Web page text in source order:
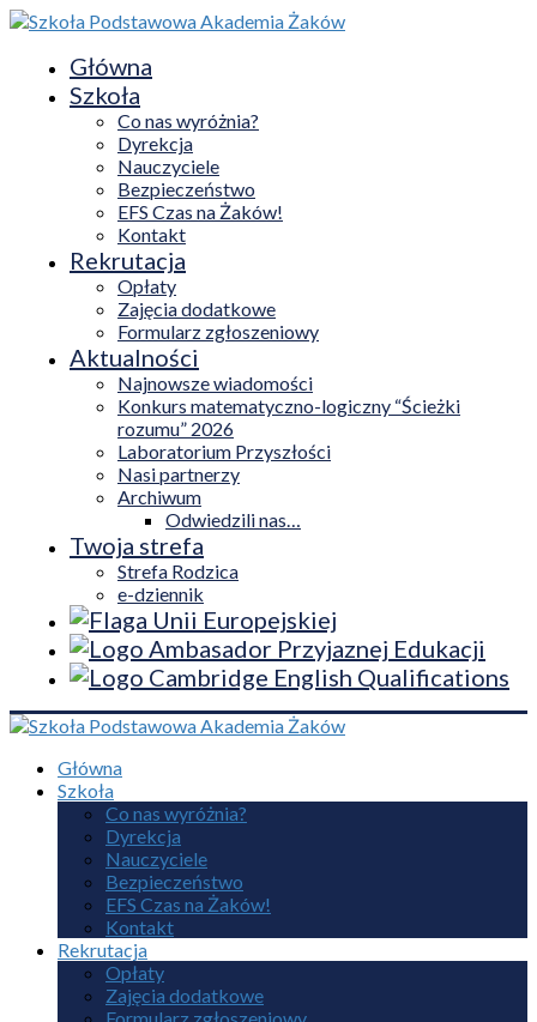
Główna
Szkoła
Co nas wyróżnia?
Dyrekcja
Nauczyciele
Bezpieczeństwo
EFS Czas na Żaków!
Kontakt
Rekrutacja
Opłaty
Zajęcia dodatkowe
Formularz zgłoszeniowy
Aktualności
Najnowsze wiadomości
Konkurs matematyczno-logiczny “Ścieżki
rozumu” 2026
Laboratorium Przyszłości
Nasi partnerzy
Archiwum
Odwiedzili nas…
Twoja strefa
Strefa Rodzica
e-dziennik
Główna
Szkoła
Co nas wyróżnia?
Dyrekcja
Nauczyciele
Bezpieczeństwo
EFS Czas na Żaków!
Kontakt
Rekrutacja
Opłaty
Zajęcia dodatkowe